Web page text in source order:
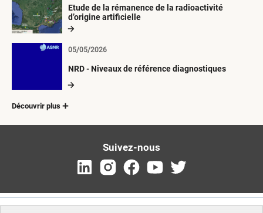
Etude de la rémanence de la radioactivité
d’origine artificielle
NRD - Niveaux de référence diagnostiques
05/05/2026
Découvrir plus
Suivez-nous